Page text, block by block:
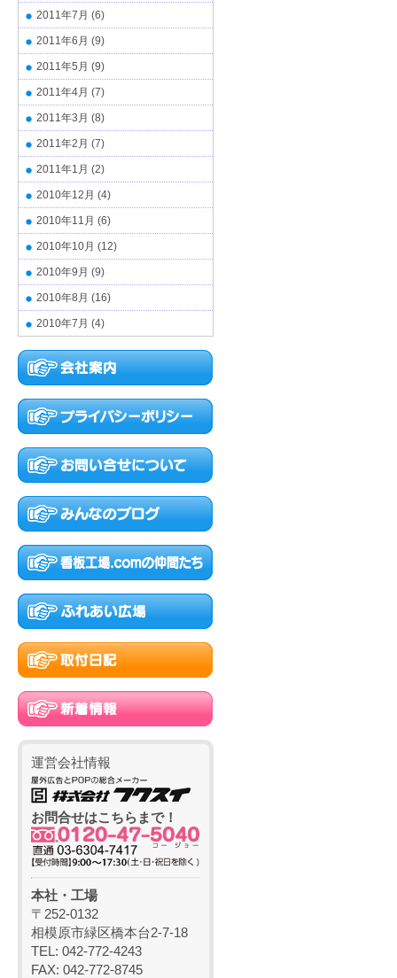
2011年7月 (6)
2011年6月 (9)
2011年5月 (9)
2011年4月 (7)
2011年3月 (8)
2011年2月 (7)
2011年1月 (2)
2010年12月 (4)
2010年11月 (6)
2010年10月 (12)
2010年9月 (9)
2010年8月 (16)
2010年7月 (4)
運営会社情報
お問合せはこちらまで！
本社・工場
〒252-0132
相模原市緑区橋本台2-7-18
TEL: 042-772-4243
FAX: 042-772-8745